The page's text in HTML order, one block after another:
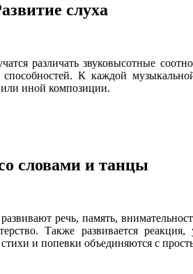
слуха
различать звуковысотные
способностей. К каждой
или иной композиции.
словами и танцы
речь, память,
Также развивается
и попевки объединяются с